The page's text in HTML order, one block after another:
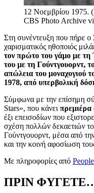
12 Νοεμβρίου 1975.
CBS Photo Archive
Στη συνέντευξη που πήρε
χαρισματικός ηθοποιός
τον πρώτο του γάμο με τη
του με τη Γούντγουορντ,
απώλεια του μοναχογιού
1978, από υπερβολική
Σύμφωνα με την επίσημη
Stars», που κάνει πρεμιέρα
έξι επεισοδίων που
σχέση πολλών δεκαετιών
Γούντγουορντ, μέσα από
και την κοινή αφοσίωση
Με πληροφορίες από People
ΠΡΙΝ